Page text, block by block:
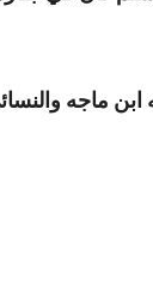
ابن ماجه